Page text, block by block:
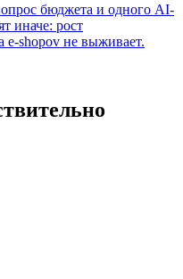
бюджета и одного AI-
иначе: рост
e-shopov не выживает.